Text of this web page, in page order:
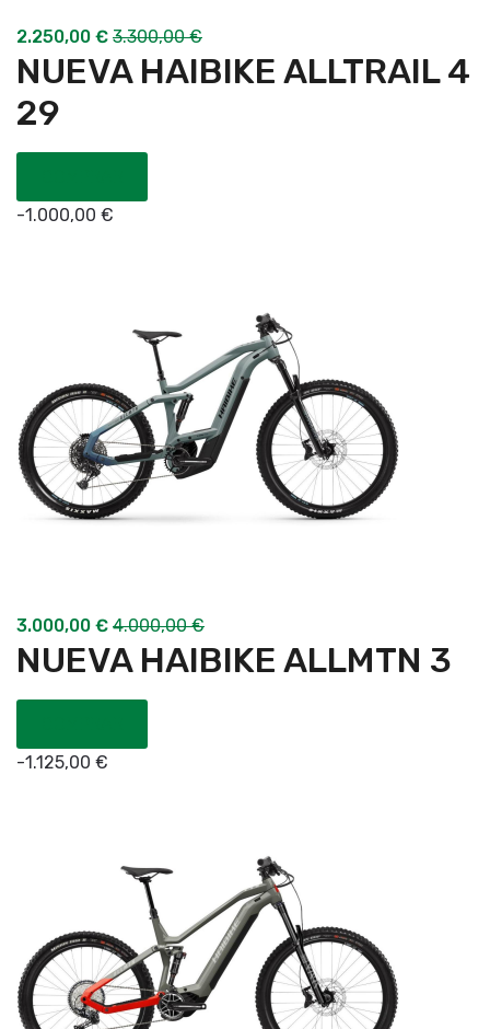
2.250,00 € 3.300,00€
NUEVA HAIBIKE ALLTRAIL 4
29
-1.000,00 €
3.000,00 € 4.000,00€
NUEVA HAIBIKE ALLMTN 3
-1.125,00 €